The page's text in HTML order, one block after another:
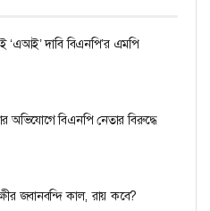
দাবি বিএনপি’র এমপি
অভিযোগে বিএনপি নেতার বিরুদ্ধে
জবানবন্দি কাল, রায় কবে?